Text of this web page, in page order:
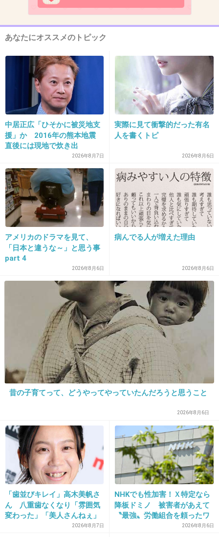
13. 匿名2014/01/29(水) 13:51:18
ジブリの実写って魅力感じないなぁ。
あの世界観ってジブリアニメならではだよね。
見たいと思わない・・・。
+35
14. 匿名2014/01/29(水) 13:51:27
9
あ、キキじゃなくてジジだった。
+8
15. 匿名 2014/01/29(水) 13:51:31
可愛くない
+8 -0
アニメの実写化！
ダメ！絶対！！
+18 -8
17. 匿名2014/01/29(水) 13:52:25
キキってアニメでは１３歳ぐらいだったかな？
もっと子どもなイメージなんだけど、実写の女
あなたにオススメのトピック
中居正広「ひそかに被災地支
援」か 2016年の熊本地震
直後には現地で炊き出
し “誰にも知られなくて良
い”と、むしろ強まる福祉活
動への思い
2026年8月7日
実際に見て衝撃的だった有名
人を書くトピ
2026年8月6日
アメリカのドラマを見て、
「日本と違うな～」と思う事
part 4
2026年8月6日
病んでる人が増えた理由
2026年8月6日
昔の子育てって、どうやってやっていたんだろうと思うこと
2026年8月6日
「歯並びキレイ」高木美帆さ
ん 八重歯なくなり「雰囲気
変わった」「美人さんねぇ」
「歯列矯正してるんや」2026年8月7日
NHKでも性加害！Ｘ特定なら
降板ドミノ 被害者があえて
〝最強〟労働組合を頼ったワ
2026年8月6日